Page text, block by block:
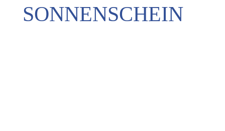
SONNENSCHEIN